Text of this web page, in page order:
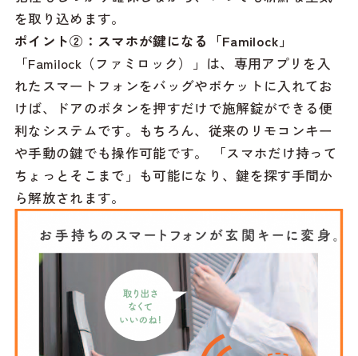
を取り込めます。
ポイント②：スマホが鍵になる「Familock」
「Familock（ファミロック）」は、専用アプリを入
れたスマートフォンをバッグやポケットに入れてお
けば、ドアのボタンを押すだけで施解錠ができる便
利なシステムです。もちろん、従来のリモコンキー
や手動の鍵でも操作可能です。 「スマホだけ持って
ちょっとそこまで」も可能になり、鍵を探す手間か
ら解放されます。